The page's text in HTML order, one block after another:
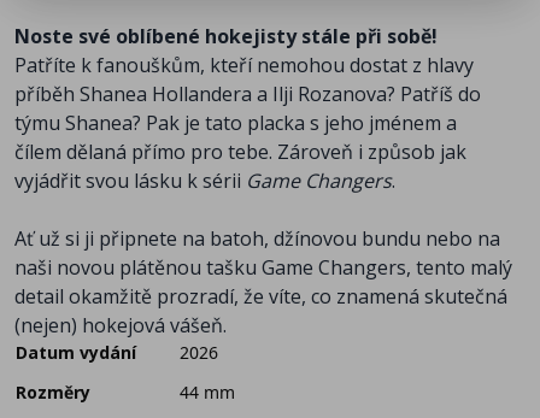
Noste své oblíbené hokejisty stále při sobě!
Patříte k fanouškům, kteří nemohou dostat z hlavy
příběh Shanea Hollandera a Ilji Rozanova? Patříš do
týmu Shanea? Pak je tato placka s jeho jménem a
čílem dělaná přímo pro tebe. Zároveň i způsob jak
vyjádřit svou lásku k sérii Game Changers.
Ať už si ji připnete na batoh, džínovou bundu nebo na
naši novou plátěnou tašku Game Changers, tento malý
detail okamžitě prozradí, že víte, co znamená skutečná
(nejen) hokejová vášeň.
Datum vydání
2026
Rozměry
44 mm